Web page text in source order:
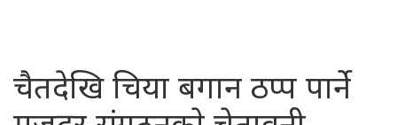
चैतदेखि चिया बगान ठप्प पार्ने